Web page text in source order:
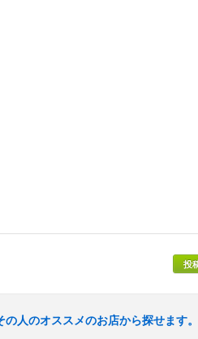
投
人のオススメのお店から探せます。